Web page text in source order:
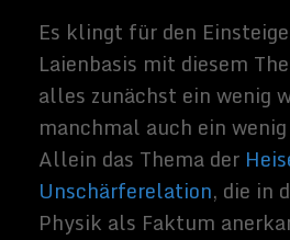
Related Images:
Sammy
Zimmerma
nns